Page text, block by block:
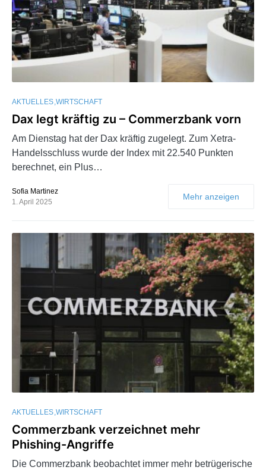
AKTUELLES WIRTSCHAFT
Dax legt kräftig zu – Commerzbank vorn
Am Dienstag hat der Dax kräftig zugelegt. Zum Xetra-
Handelsschluss wurde der Index mit 22.540 Punkten
berechnet, ein Plus…
Sofia Martinez
1. April 2025
Mehr anzeigen
AKTUELLES WIRTSCHAFT
Commerzbank verzeichnet mehr
Phishing-Angriffe
Die Commerzbank beobachtet immer mehr betrügerische